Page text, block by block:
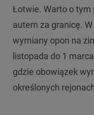
Łotwie. Warto o
autem za granicę.
wymiany opon na
listopada do 1
gdzie obowiązek
określonych